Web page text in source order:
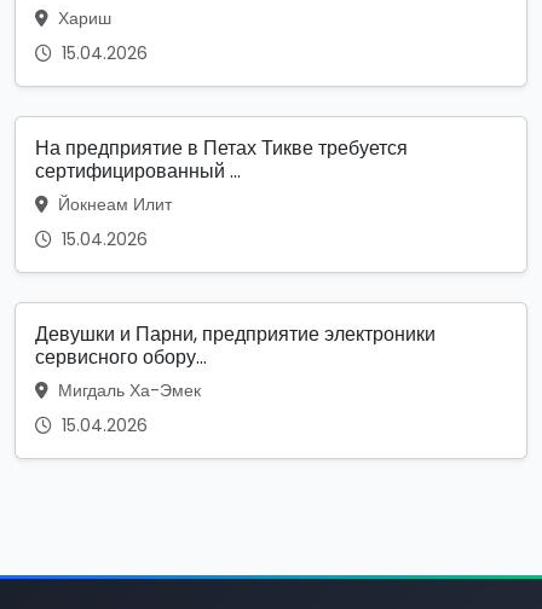
Хариш
15.04.2026
На предприятие в Петах Тикве требуется
сертифицированный ...
Йокнеам Илит
15.04.2026
Девушки и Парни, предприятие электроники
сервисного обору...
Мигдаль Ха-Эмек
15.04.2026